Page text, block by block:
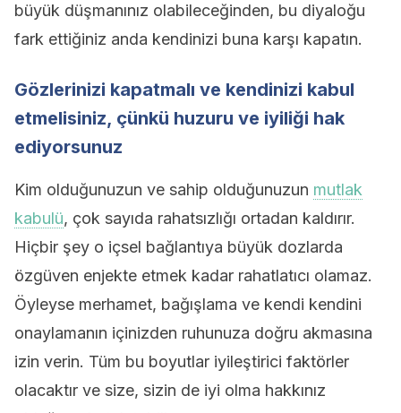
büyük düşmanınız olabileceğinden, bu diyaloğu
fark ettiğiniz anda kendinizi buna karşı kapatın.
Gözlerinizi kapatmalı ve kendinizi kabul
etmelisiniz, çünkü huzuru ve iyiliği hak
ediyorsunuz
Kim olduğunuzun ve sahip olduğunuzun mutlak
kabulü, çok sayıda rahatsızlığı ortadan kaldırır.
Hiçbir şey o içsel bağlantıya büyük dozlarda
özgüven enjekte etmek kadar rahatlatıcı olamaz.
Öyleyse merhamet, bağışlama ve kendi kendini
onaylamanın içinizden ruhunuza doğru akmasına
izin verin. Tüm bu boyutlar iyileştirici faktörler
olacaktır ve size, sizin de iyi olma hakkınız